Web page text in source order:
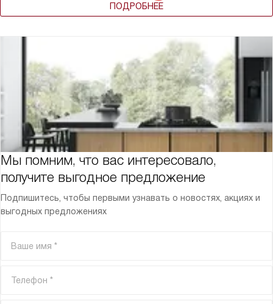
ПОДРОБНЕЕ
Мы помним, что вас интересовало,
получите выгодное предложение
Подпишитесь, чтобы первыми узнавать о новостях, акциях и
выгодных предложениях